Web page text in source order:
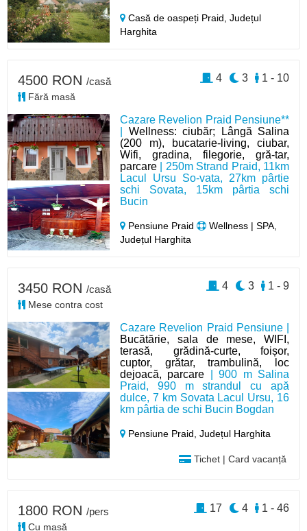
Casă de oaspeți Praid,Județul
Harghita
Cazare Revelion Praid Pensiune**
Wellness: ciubăr; Lângă Salina
(200 m), bucatarie-living, ciubar,
Wifi, gradina, filegorie, gră-tar,
parcare | 250m Strand Praid, 11km
Lacul Ursu So-vata, 27km pârtie
schi Sovata, 15km pârtia schi
Bucin
Pensiune Praid
Wellness | SPA,
Județul Harghita
4500 RON /casă
Fără masă
1 - 10
3
4
Cazare Revelion Praid Pensiune |
Bucătărie, sala de mese, WIFI,
terasă, grădină-curte, foișor,
cuptor, grătar, trambulină, loc
dejoacă, parcare | 900 m Salina
Praid, 990 m strandul cu apă
dulce, 7 km Sovata Lacul Ursu, 16
km pârtia de schi Bucin Bogdan
Pensiune Praid,Județul Harghita
Tichet | Card vacanță
3450 RON /casă
Mese contra cost
1 - 9
3
4
1800 RON /pers
Cu masă
1 - 46
4
17